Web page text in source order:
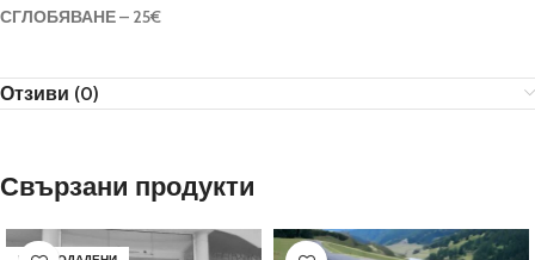
СГЛОБЯВАНЕ – 25€
Отзиви (0)
Свързани продукти